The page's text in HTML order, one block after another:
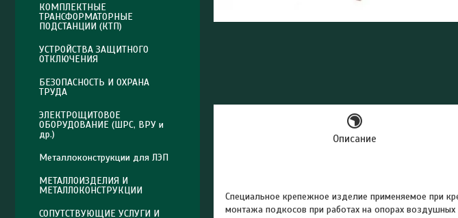
Описание
Специальное крепежное изделие применяемое при
монтажа подкосов при работах на опорах
КОМПЛЕКТНЫЕ
ТРАНСФОРМАТОРНЫЕ
ПОДСТАНЦИИ (КТП)
УСТРОЙСТВА ЗАЩИТНОГО
ОТКЛЮЧЕНИЯ
БЕЗОПАСНОСТЬ И ОХРАНА
ТРУДА
ЭЛЕКТРОЩИТОВОЕ
ОБОРУДОВАНИЕ (ШРС, ВРУ и
др.)
Металлоконструкции для ЛЭП
МЕТАЛЛОИЗДЕЛИЯ И
МЕТАЛЛОКОНСТРУКЦИИ
СОПУТСТВУЮЩИЕ УСЛУГИ И